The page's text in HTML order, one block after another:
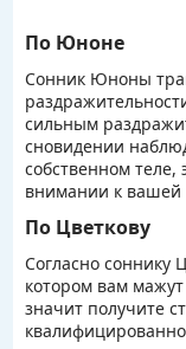
По Юноне
Сонник Юноны
сильным
сновидении
собственном
внимании к вашей
По Цветкову
Согласно соннику
котором вам
значит получите